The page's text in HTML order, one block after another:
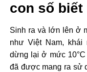
con số biết
Sinh ra và lớn lên ở
như Việt Nam, khái
dừng lại ở mức
đã được mang ra sử